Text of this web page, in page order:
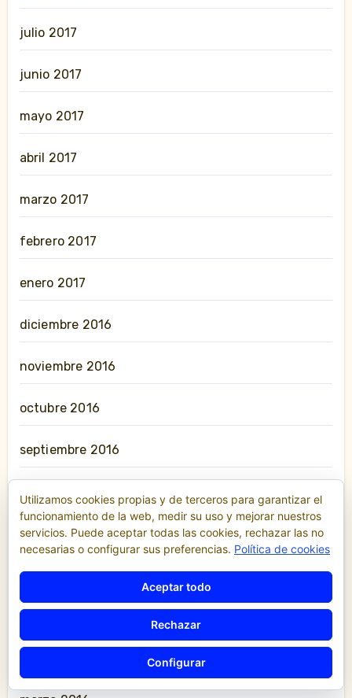
julio 2017
junio 2017
mayo 2017
abril 2017
marzo 2017
febrero 2017
enero 2017
diciembre 2016
noviembre 2016
octubre 2016
septiembre 2016
agosto 2016
julio 2016
junio 2016
mayo 2016
Utilizamos cookies propias y de terceros para garantizar el
funcionamiento de la web, medir su uso y mejorar nuestros
servicios. Puede aceptar todas las cookies, rechazar las no
necesarias o configurar sus preferencias. Política de cookies
Aceptar todo
Rechazar
Configurar